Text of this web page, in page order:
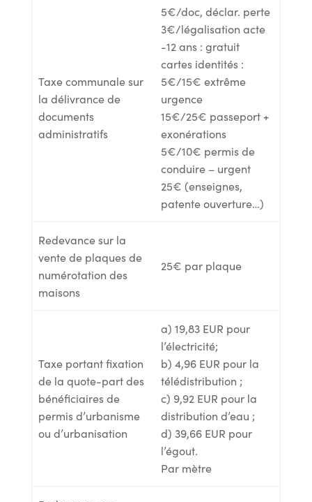
Taxe communale sur
la délivrance de
documents
administratifs
5€/doc, déclar. perte
3€/légalisation acte
-12 ans : gratuit
cartes identités :
5€/15€ extrême
urgence
15€/25€ passeport +
exonérations
5€/10€ permis de
conduire – urgent
25€ (enseignes,
patente ouverture…)
Redevance sur la
vente de plaques de
numérotation des
maisons
25€ par plaque
Taxe portant fixation
de la quote-part des
bénéficiaires de
permis d’urbanisme
ou d’urbanisation
a) 19,83 EUR pour
l’électricité;
b) 4,96 EUR pour la
télédistribution ;
c) 9,92 EUR pour la
distribution d’eau ;
d) 39,66 EUR pour
l’égout.
Par mètre